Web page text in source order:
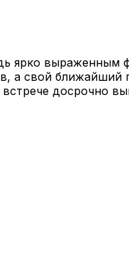
выраженным
а свой ближайший
досрочно